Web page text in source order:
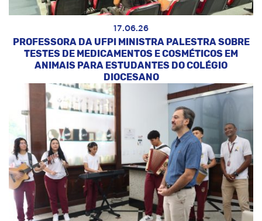
17.06.26
PROFESSORA DA UFPI MINISTRA PALESTRA SOBRE
TESTES DE MEDICAMENTOS E COSMÉTICOS EM
ANIMAIS PARA ESTUDANTES DO COLÉGIO
DIOCESANO